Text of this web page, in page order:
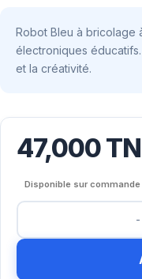
Robot Bleu à bricolage
électroniques
et la créativité.
47,000
Disponible sur commande